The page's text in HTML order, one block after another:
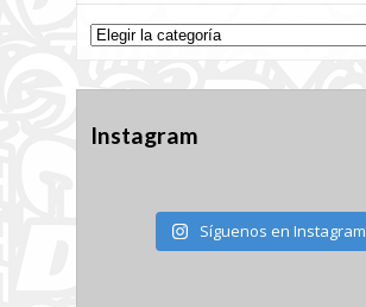
Categorías
Instagram
Síguenos en Instagram